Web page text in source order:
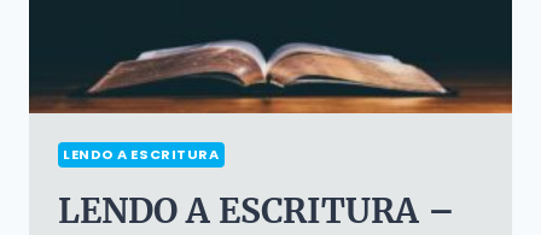
LENDO A ESCRITURA
LENDO A ESCRITURA –